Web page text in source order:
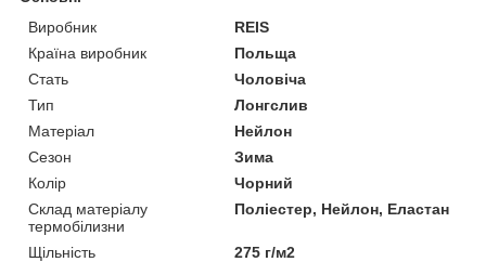
Виробник
REIS
Країна виробник
Польща
Стать
Чоловіча
Тип
Лонгслив
Матеріал
Нейлон
Сезон
Зима
Колір
Чорний
Склад матеріалу
термобілизни
Поліестер, Нейлон, Еластан
Щільність
275 г/м2